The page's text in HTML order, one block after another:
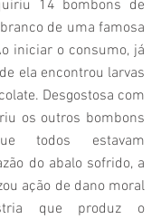
14 bombons de
de uma famosa
iniciar o consumo, já
ela encontrou larvas
Desgostosa com
os outros bombons
todos estavam
do abalo sofrido, a
ação de dano moral
que produz o